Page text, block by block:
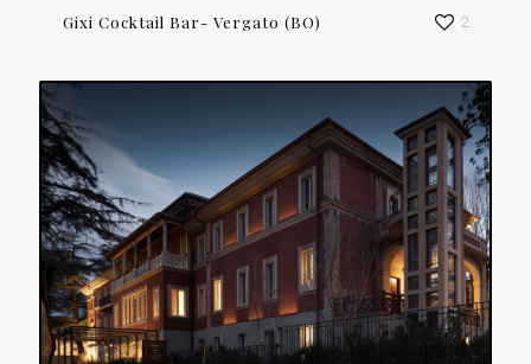
Gixi Cocktail Bar- Vergato (BO) 2